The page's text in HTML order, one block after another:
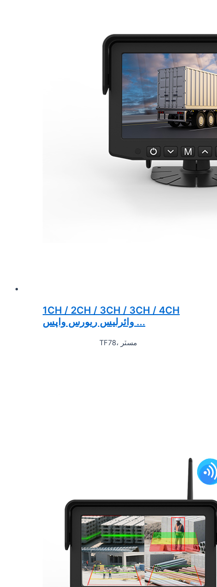
1CH / 2CH / 3CH / 3CH / 4CH
وائرلیس ريورس واپس ...
TF78، مسٽر